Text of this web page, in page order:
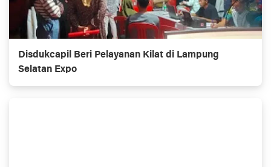
Disdukcapil Beri Pelayanan Kilat di Lampung
Selatan Expo